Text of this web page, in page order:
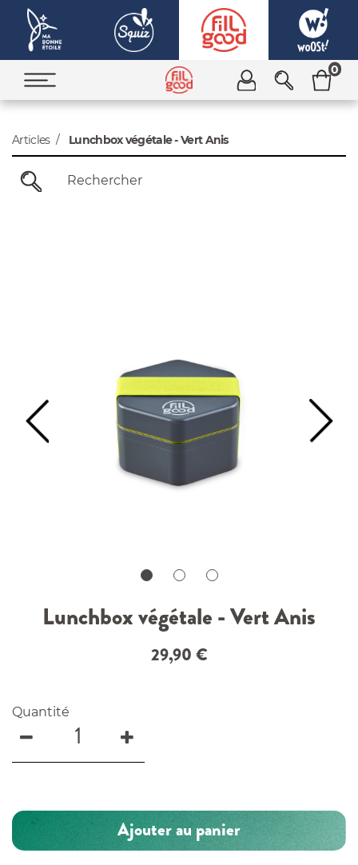
0
Articles Lunchbox végétale - Vert Anis
Lunchbox végétale - Vert Anis
29,90 €
Quantité
Ajouter au panier